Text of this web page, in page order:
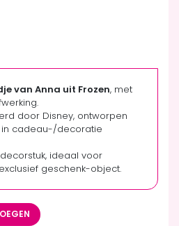
van Anna uit Frozen, met
door Disney, ontworpen
in cadeau-/decoratie
ideaal voor
geschenk-object.